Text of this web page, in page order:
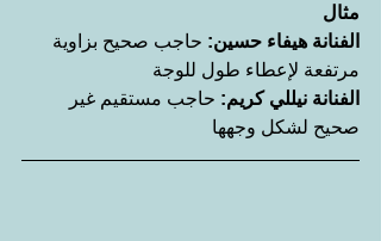
مثال
الفنانة هيفاء حسين: حاجب صحيح بزاوية
مرتفعة لإعطاء طول للوجة
الفنانة نيللي كريم: حاجب مستقيم غير
صحيح لشكل وجهها